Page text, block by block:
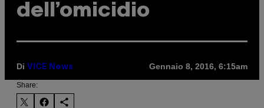
dell’omicidio
Di VICE News Gennaio 8, 2016, 6:15am
Share: